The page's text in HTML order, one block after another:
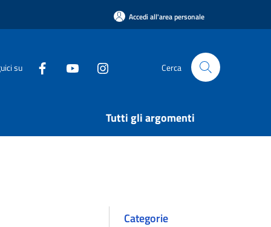
Accedi all'area personale
su Cerca
Tutti gli argomenti
Categorie